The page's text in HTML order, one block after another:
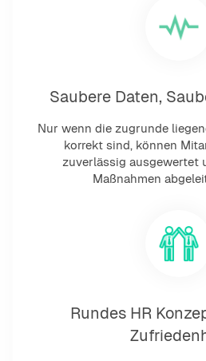
Saubere Daten,
Nur wenn die zugrunde
korrekt sind, können
zuverlässig ausgewertet
Maßnahmen
Rundes HR